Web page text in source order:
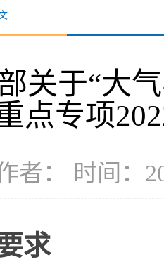
关于“大
点专项
者： 时间：
求